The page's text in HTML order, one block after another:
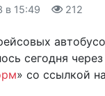
в 15:49 212
сегодня
» со ссылкой